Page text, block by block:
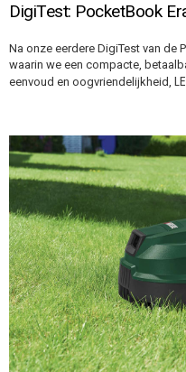
DigiTest: PocketBook
Na onze eerdere DigiTest van de
waarin we een compacte,
eenvoud en oogvriendelijkheid,